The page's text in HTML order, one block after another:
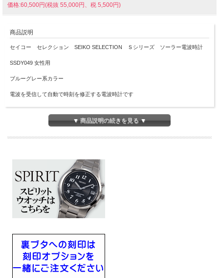
価格:60,500円(税抜 55,000円、税 5,500円)
商品説明
セイコー セレクション SEIKO SELECTION Ｓシリーズ ソーラー電波時計
SSDY049 女性用
ブルーグレー系カラー
電波を受信して自動で時刻を修正する電波時計です
■日常生活用強化防水(10気圧)
■ステンレススチールケース
■サファイアガラス（スーパークリア コーティング）
■JIS一種耐磁
■幅28mm×厚み8.3mm×重さ54g
■キャリバーNo：1B21
■腕回りの長さ（最長）175ｍｍ
・即スタート機能
・パワーセーブ機能
・電波修正機能（日本・中国・アメリカ・ドイツの標準電波を受信）
・自動受信機能
・強制受信機能
・受信結果表示機能
▼ 商品説明の続きを見る ▼